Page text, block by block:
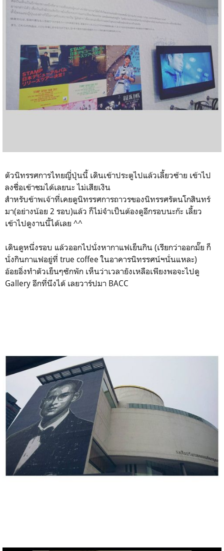
ตัวนิทรรศการไทยญี่ปุ่นนี้ เดินเข้าประตูไปแล้วเลี้ยวซ้าย เข้าไป
ลงชื่อเข้าชมได้เลยนะ ไม่เสียเงิน
สำหรับข้าพเจ้าที่เคยดูนิทรรศการถาวรของนิทรรศรัตนโกสินทร์
มา(อย่างน้อย 2 รอบ)แล้ว ก็ไม่จำเป็นต้องดูอีกรอบนะก๊ะ เลี้ยว
เข้าไปดูงานนี้ได้เลย ^^
เดินดูหนึ่งรอบ แล้วออกไปนั่งหากาแฟเย็นกิน (เรียกว่าออกมั๊ย ก็
นั่งกินกาแฟอยู่ที่ true coffee ในอาคารนิทรรศน์ฯนั่นแหละ)
อ้อยอิ่งทำตัวเย็นๆซักพัก เห็นว่าเวลายังเหลือเพียงพอจะไปดู
Gallery อีกที่นึงได้ เลยวาร์ปมา BACC